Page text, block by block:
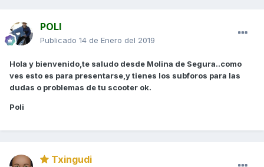
POLI
Publicado 14 de Enero del 2019
Hola y bienvenido,te saludo desde Molina de Segura..como
ves esto es para presentarse,y tienes los subforos para las
dudas o problemas de tu scooter ok.
Poli
Txingudi